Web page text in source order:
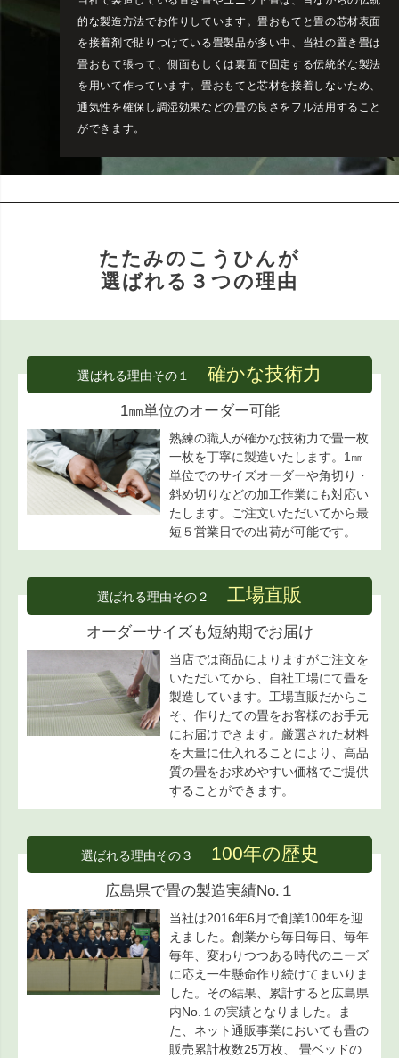
的な製造方法でお作りしています。畳おもてと畳の芯材表面
を接着剤で貼りつけている畳製品が多い中、当社の置き畳は
畳おもて張って、側面もしくは裏面で固定する伝統的な製法
を用いて作っています。畳おもてと芯材を接着しないため、
通気性を確保し調湿効果などの畳の良さをフル活用すること
ができます。
たたみのこうひんが
選ばれる３つの理由
選ばれる理由その１ 確かな技術力
1㎜単位のオーダー可能
熟練の職人が確かな技術力で畳一枚
一枚を丁寧に製造いたします。1㎜
単位でのサイズオーダーや角切り・
斜め切りなどの加工作業にも対応い
たします。ご注文いただいてから最
短５営業日での出荷が可能です。
選ばれる理由その２ 工場直販
オーダーサイズも短納期でお届け
当店では商品によりますがご注文を
いただいてから、自社工場にて畳を
製造しています。工場直販だからこ
そ、作りたての畳をお客様のお手元
にお届けできます。厳選された材料
を大量に仕入れることにより、高品
質の畳をお求めやすい価格でご提供
することができます。
選ばれる理由その３ 100年の歴史
広島県で畳の製造実績No.１
当社は2016年6月で創業100年を迎
えました。創業から毎日毎日、毎年
毎年、変わりつつある時代のニーズ
に応え一生懸命作り続けてまいりま
した。その結果、累計すると広島県
内No.１の実績となりました。ま
た、ネット通販事業においても畳の
販売累計枚数25万枚、 畳ベッドの